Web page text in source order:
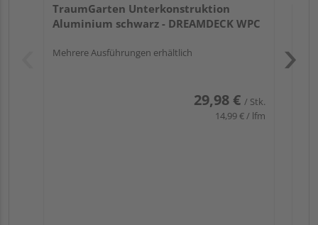
TraumGarten Unterkonstruktion
Aluminium schwarz - DREAMDECK WPC
Mehrere Ausführungen erhältlich
29,98 € / Stk.
14,99 € / lfm